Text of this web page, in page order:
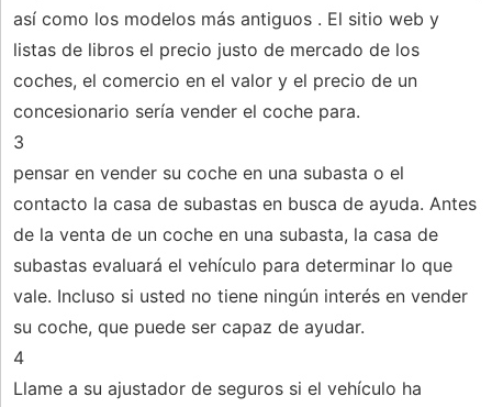
así como los modelos más antiguos . El sitio web y
listas de libros el precio justo de mercado de los
coches, el comercio en el valor y el precio de un
concesionario sería vender el coche para.
3
pensar en vender su coche en una subasta o el
contacto la casa de subastas en busca de ayuda. Antes
de la venta de un coche en una subasta, la casa de
subastas evaluará el vehículo para determinar lo que
vale. Incluso si usted no tiene ningún interés en vender
su coche, que puede ser capaz de ayudar.
4
Llame a su ajustador de seguros si el vehículo ha